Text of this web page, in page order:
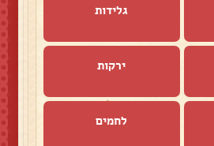
גלידות
ירקות
לחמים